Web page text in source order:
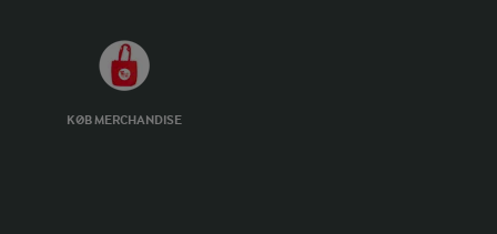
KØB MERCHANDISE